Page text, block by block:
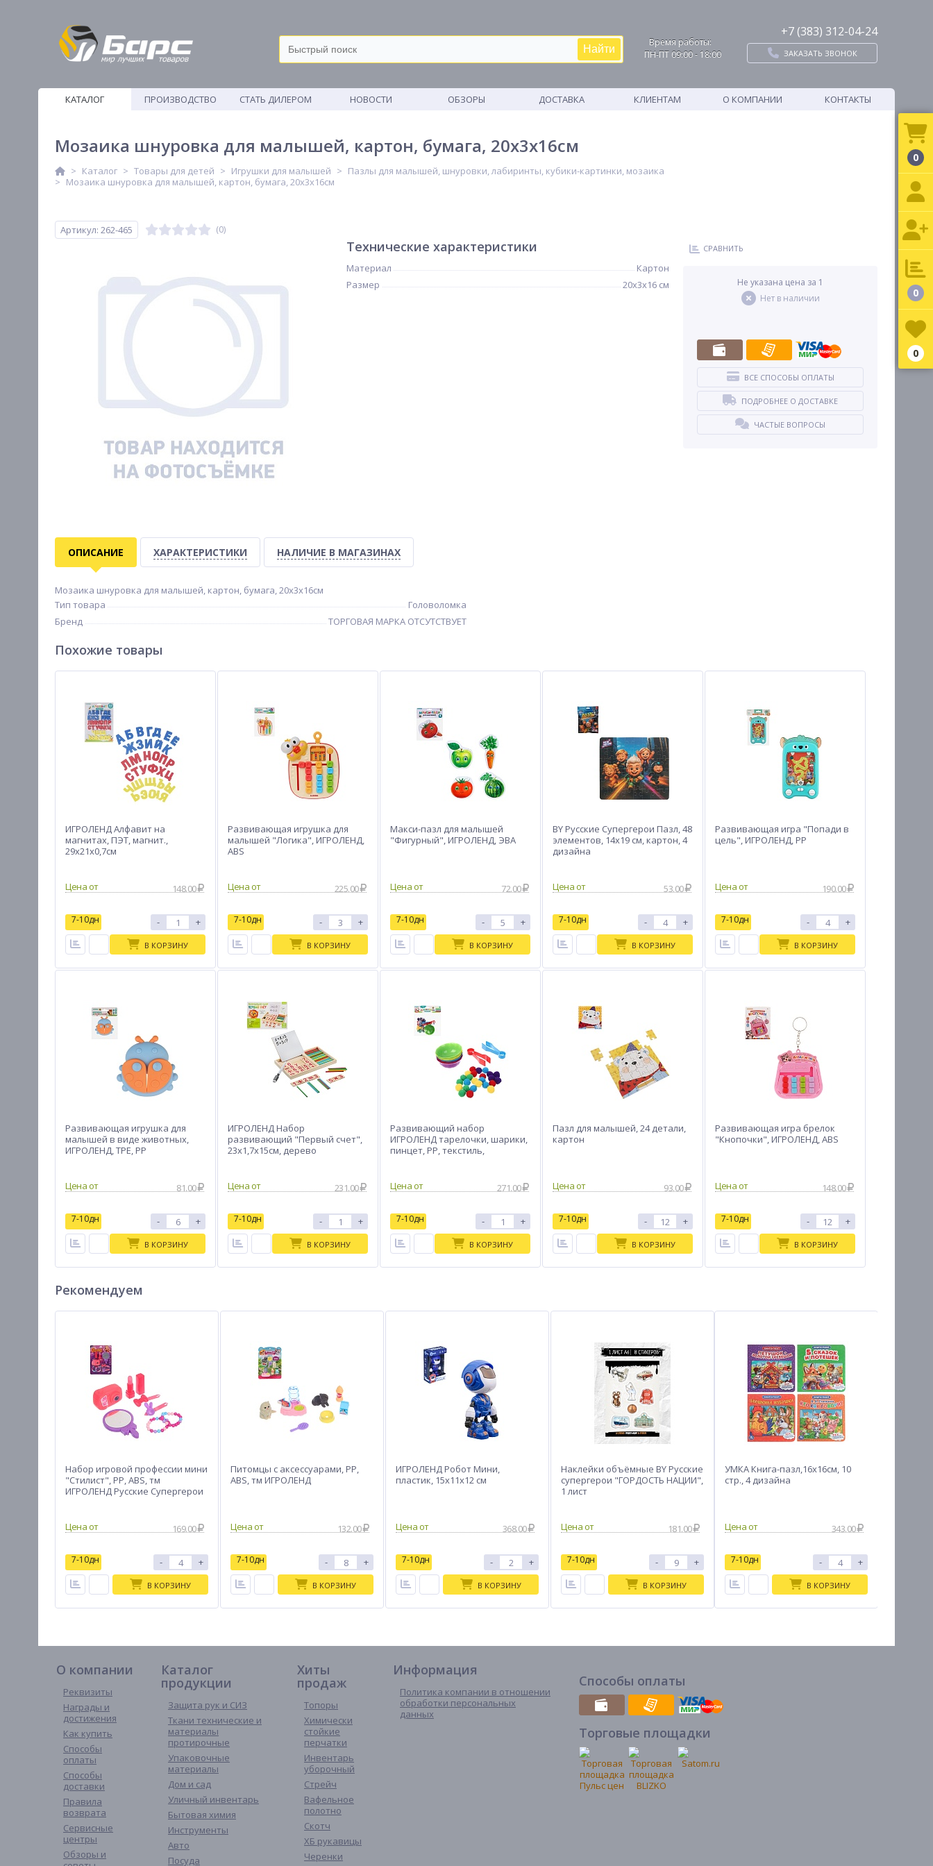
Найти
Время работы:
ПН-ПТ 09:00 - 18:00
+7 (383) 312-04-24
ЗАКАЗАТЬ ЗВОНОК
КАТАЛОГ
ПРОИЗВОДСТВО
СТАТЬ ДИЛЕРОМ НОВОСТИ ОБЗОРЫ ДОСТАВКА КЛИЕНТАМ О КОМПАНИИ КОНТАКТЫ
Мозаика шнуровка для малышей, картон, бумага, 20х3х16см
Каталог Товары для детей Игрушки для малышей
Пазлы для малышей, шнуровки, лабиринты, кубики-картинки, мозаика
Мозаика шнуровка для малышей, картон, бумага, 20х3х16см
Артикул: 262-465 (0)
Технические характеристики
Материал
Картон
Размер
20х3х16 см
СРАВНИТЬ
Не указана цена за 1
Нет в наличии
ВСЕ СПОСОБЫ ОПЛАТЫ
ПОДРОБНЕЕ О ДОСТАВКЕ
ЧАСТЫЕ ВОПРОСЫ
ОПИСАНИЕ ХАРАКТЕРИСТИКИ НАЛИЧИЕ В МАГАЗИНАХ
Мозаика шнуровка для малышей, картон, бумага, 20х3х16см
Тип товара
Головоломка
Бренд
ТОРГОВАЯ МАРКА ОТСУТСТВУЕТ
Похожие товары
ИГРОЛЕНД Алфавит на
магнитах, ПЭТ, магнит.,
29х21х0,7см
Цена от 148.00
7-10дн - +
В КОРЗИНУ
Развивающая игрушка для
малышей "Логика", ИГРОЛЕНД,
ABS
Цена от 225.00
7-10дн - +
В КОРЗИНУ
Макси-пазл для малышей
"Фигурный", ИГРОЛЕНД, ЭВА
Цена от 72.00
7-10дн - +
В КОРЗИНУ
BY Русские Супергерои Пазл, 48
элементов, 14x19 см, картон, 4
дизайна
Цена от 53.00
7-10дн - +
В КОРЗИНУ
Развивающая игра "Попади в
цель", ИГРОЛЕНД, РР
Цена от 190.00
7-10дн - +
В КОРЗИНУ
Развивающая игрушка для
малышей в виде животных,
ИГРОЛЕНД, TPE, PP
Цена от 81.00
7-10дн - +
В КОРЗИНУ
ИГРОЛЕНД Набор
развивающий "Первый счет",
23x1,7x15см, дерево
Цена от 231.00
7-10дн - +
В КОРЗИНУ
Развивающий набор
ИГРОЛЕНД тарелочки, шарики,
пинцет, PP, текстиль,
Цена от
271.00
7-10дн - +
В КОРЗИНУ
Пазл для малышей, 24 детали,
картон
Цена от 93.00
7-10дн - +
В КОРЗИНУ
Развивающая игра брелок
"Кнопочки", ИГРОЛЕНД, ABS
Цена от 148.00
7-10дн - +
В КОРЗИНУ
Рекомендуем
Набор игровой профессии мини
"Стилист", PP, ABS, тм
ИГРОЛЕНД Русские Супергерои
169.00
7-10дн - +
В КОРЗИНУ
Питомцы с аксессуарами, PP,
ABS, тм ИГРОЛЕНД
132.00
7-10дн - +
В КОРЗИНУ
ИГРОЛЕНД Робот Мини,
пластик, 15х11х12 см
368.00
7-10дн - +
В КОРЗИНУ
Наклейки объёмные BY Русские
супергерои "ГОРДОСТЬ НАЦИИ",
1 лист
181.00
7-10дн - +
В КОРЗИНУ
УМКА Книга-пазл,16х16см, 10
стр., 4 дизайна
343.00
7-10дн - +
В КОРЗИНУ
О компании
Реквизиты
Награды и
достижения
Как купить
Способы
оплаты
Способы
доставки
Правила
возврата
Сервисные
центры
Обзоры и
Каталог
продукции
Защита рук и СИЗ
Ткани технические и
материалы
протирочные
Упаковочные
материалы
Дом и сад
Уличный инвентарь
Бытовая химия
Инструменты
Авто
Посуда
Хиты
продаж
Топоры
Химически
стойкие
перчатки
Инвентарь
уборочный
Стрейч
Вафельное
полотно
Скотч
ХБ рукавицы
Черенки
Информация
Политика компании в отношении
обработки персональных
данных
Способы оплаты
Торговые площадки
0
0
0